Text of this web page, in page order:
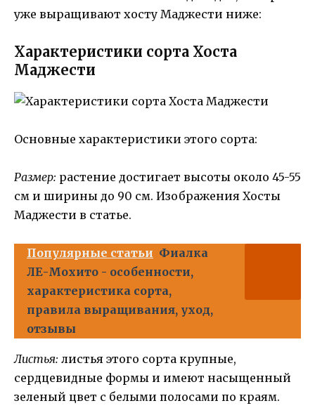
уже выращивают хосту Маджести ниже:
Характеристики сорта Хоста
Маджести
Основные характеристики этого сорта:
Размер: растение достигает высоты около 45-55
см и ширины до 90 см. Изображения Хосты
Маджести в статье.
Популярные статьи Фиалка
ЛЕ-Мохито - особенности,
характеристика сорта,
правила выращивания, уход,
отзывы
Листья: листья этого сорта крупные,
сердцевидные формы и имеют насыщенный
зеленый цвет с белыми полосами по краям.